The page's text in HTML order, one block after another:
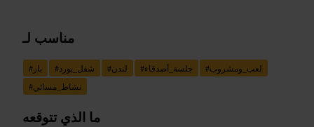
مناسب لـ
# بار #شفل_بورد #لندن #جلسة_أصدقاء #لعب_ومشروب
#نشاط_مسائي
ما الذي تتوقعه